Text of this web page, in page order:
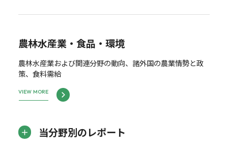
農林水産業・食品・環境
農林水産業および関連分野の動向、諸外国の農業情勢と政
策、食料需給
VIEW MORE
当分野別のレポート